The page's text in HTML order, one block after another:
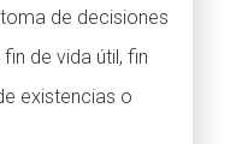
de decisiones
de vida útil, fin
existencias o